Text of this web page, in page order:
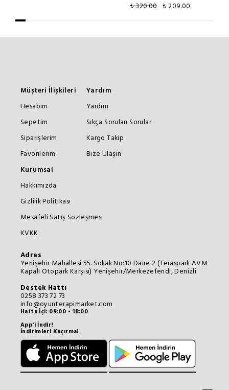
₺ 320.00 ₺ 209.00
Müşteri İlişkileri
Hesabım
Sepetim
Siparişlerim
Favorilerim
Yardım
Yardım
Sıkça Sorulan Sorular
Kargo Takip
Bize Ulaşın
Kurumsal
Hakkımızda
Gizlilik Politikası
Mesafeli Satış Sözleşmesi
KVKK
Adres
Yenişehir Mahallesi 55. Sokak No:10 Daire:2 (Teraspark AVM
Kapalı Otopark Karşısı) Yenişehir/Merkezefendi, Denizli
Destek Hattı
0258 373 72 73
info@oyunterapimarket.com
Hafta İçi: 09:00 - 18:00
App'i İndir!
İndirimleri Kaçırma!